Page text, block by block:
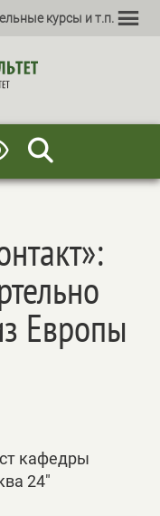
курсы и т.п.
Европы
кафедры
24"